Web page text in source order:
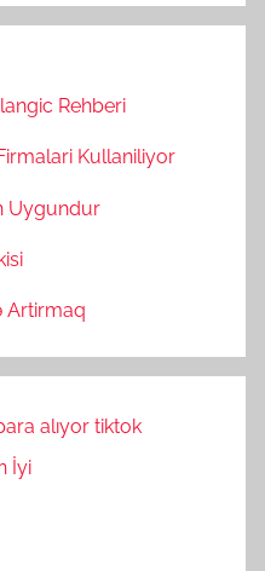
Rehberi
Kullaniliyor
Uygundur
Artirmaq
alıyor tiktok
İyi